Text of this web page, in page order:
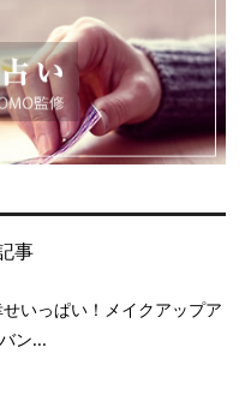
事
いっぱい！メイクアップア
ン...